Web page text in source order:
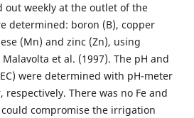
out weekly at the outlet of the
determined: boron (B), copper
(Mn) and zinc (Zn), using
et al. (1997). The pH and
were determined with pH-meter
There was no Fe and
compromise the irrigation